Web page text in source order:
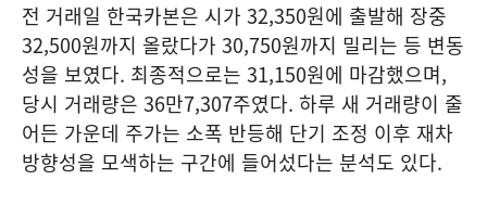
전 거래일 한국카본은 시가 32,350원에 출발해 장중
32,500원까지 올랐다가 30,750원까지 밀리는 등 변동
성을 보였다. 최종적으로는 31,150원에 마감했으며,
당시 거래량은 36만7,307주였다. 하루 새 거래량이 줄
어든 가운데 주가는 소폭 반등해 단기 조정 이후 재차
방향성을 모색하는 구간에 들어섰다는 분석도 있다.